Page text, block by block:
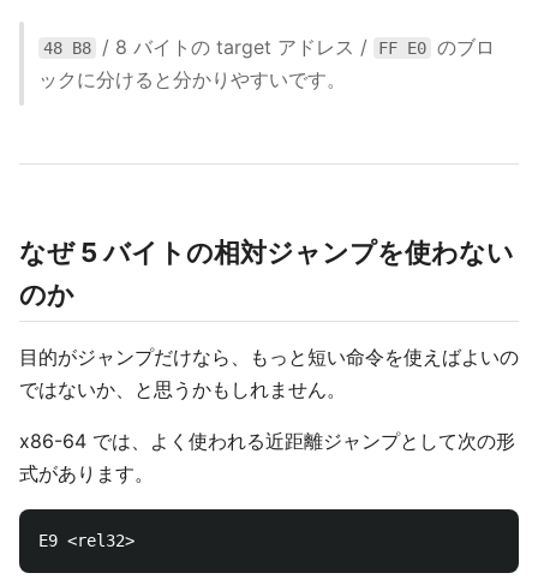
48 B8 / 8 バイトの target アドレス / FF E0 のブロ
ックに分けると分かりやすいです。
なぜ 5 バイトの相対ジャンプを使わない
のか
目的がジャンプだけなら、もっと短い命令を使えばよいの
ではないか、と思うかもしれません。
x86-64 では、よく使われる近距離ジャンプとして次の形
式があります。